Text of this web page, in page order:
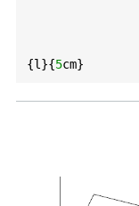
{l }{5cm}
zpicture}
icture